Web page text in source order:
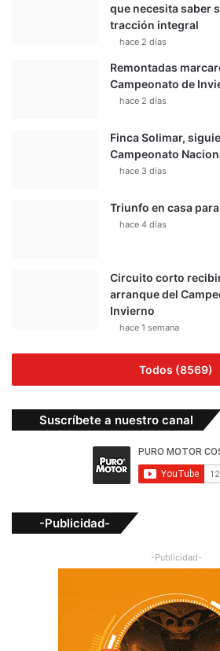
que necesita saber
tracción integral
hace 2 días
Remontadas
Campeonato de
hace 2 días
Finca Solimar,
Campeonato
hace 3 días
Triunfo en casa
hace 4 días
Circuito corto
arranque del
Invierno
hace 1 semana
Todos (8569)
Suscríbete a nuestro canal
-Publicidad-
-Publicidad-